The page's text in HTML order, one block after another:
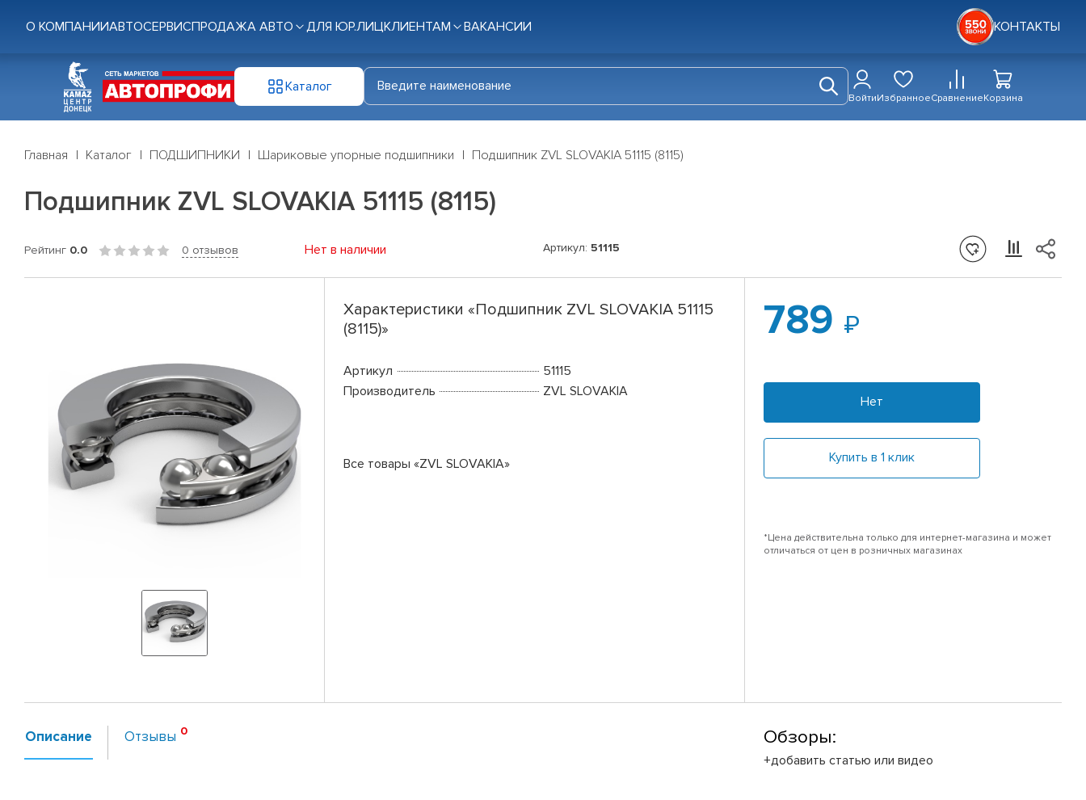
О КОМПАНИИАВТОСЕРВИСПРОДАЖА АВТО ДЛЯ ЮР.ЛИЦКЛИЕНТАМ ВАКАНСИИ КОНТАКТЫ
Каталог
ВойтиИзбранноеСравнениеКорзина
Главная Каталог ПОДШИПНИКИ Шариковые упорные подшипники Подшипник ZVL SLOVAKIA 51115 (8115)
Подшипник ZVL SLOVAKIA 51115 (8115)
Рейтинг 0.0 0 отзывов Нет в наличии Артикул: 51115
Характеристики «Подшипник ZVL SLOVAKIA 51115
(8115)»
Артикул
51115
Производитель
ZVL SLOVAKIA
Все товары «ZVL SLOVAKIA»
789
Нет
Купить в 1 клик
*Цена действительна только для интернет-магазина и может
отличаться от цен в розничных магазинах
Описание Отзывы Обзоры:
+добавить статью или видео